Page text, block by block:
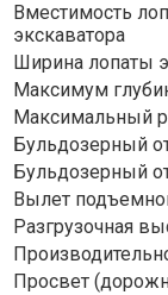
Вместимость
экскаватора
Ширина лопаты
Максимум
Максимальный
Бульдозерный
Бульдозерный
Вылет
Разгрузочная
Просвет